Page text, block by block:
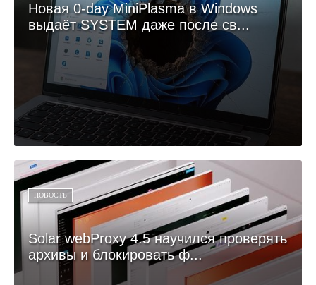
Новая 0-day MiniPlasma в Windows
выдаёт SYSTEM даже после св...
НОВОСТЬ
Solar webProxy 4.5 научился проверять
архивы и блокировать ф...